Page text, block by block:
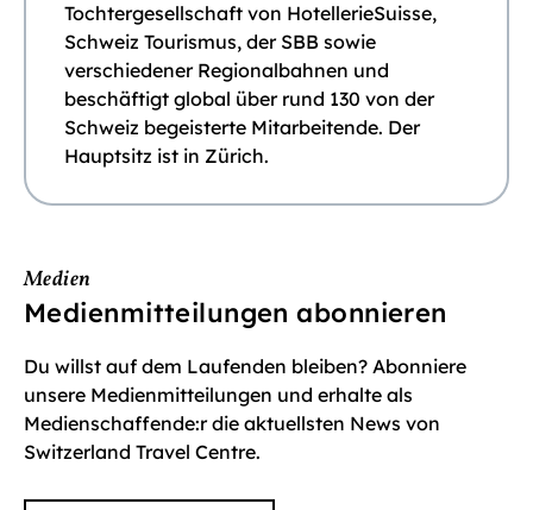
Tochtergesellschaft von HotellerieSuisse,
Schweiz Tourismus, der SBB sowie
verschiedener Regionalbahnen und
beschäftigt global über rund 130 von der
Schweiz begeisterte Mitarbeitende. Der
Hauptsitz ist in Zürich.
Medien
Medienmitteilungen abonnieren
Du willst auf dem Laufenden bleiben? Abonniere
unsere Medienmitteilungen und erhalte als
Medienschaffende:r die aktuellsten News von
Switzerland Travel Centre.